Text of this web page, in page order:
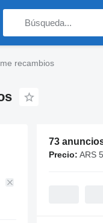
recambios
73
Precio: ARS